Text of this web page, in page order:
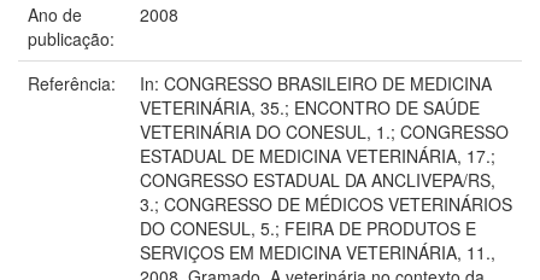
Ano de
publicação:
2008
Referência:
In: CONGRESSO BRASILEIRO DE MEDICINA
VETERINÁRIA, 35.; ENCONTRO DE SAÚDE
VETERINÁRIA DO CONESUL, 1.; CONGRESSO
ESTADUAL DE MEDICINA VETERINÁRIA, 17.;
CONGRESSO ESTADUAL DA ANCLIVEPA/RS,
3.; CONGRESSO DE MÉDICOS VETERINÁRIOS
DO CONESUL, 5.; FEIRA DE PRODUTOS E
SERVIÇOS EM MEDICINA VETERINÁRIA, 11.,